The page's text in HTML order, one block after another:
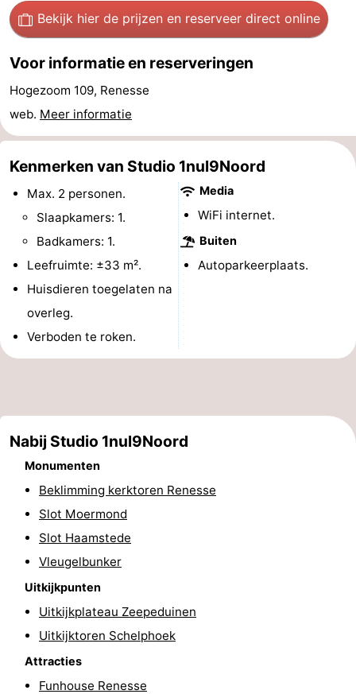
-
Buitenheem
-
De
-
Ginsterveld
-
Julianahoeve
-
Livingstone
Port
-
Zélande
Resort
-
't
Hof
Haamstede
Schouwen
-
Schouwse
Valleien
-
Soeten
Haert
Wijde
Zeeland
Village
Zeeuwse
Zonnedorp
Last
Bekijk hier de prijzen en reserveer direct online
Voor informatie en reserveringen
Hogezoom 109, Renesse
web. Meer informatie
Kenmerken van Studio 1nul9Noord
Max. 2 personen.
Slaapkamers: 1.
Badkamers: 1.
Leefruimte: ±33 m².
Huisdieren toegelaten na
overleg.
Verboden te roken.
Media
WiFi internet.
Buiten
Autoparkeerplaats.
Nabij Studio 1nul9Noord
Monumenten
Beklimming kerktoren Renesse
Slot Moermond
Slot Haamstede
Vleugelbunker
Uitkijkpunten
Uitkijkplateau Zeepeduinen
Uitkijktoren Schelphoek
Attracties
Funhouse Renesse